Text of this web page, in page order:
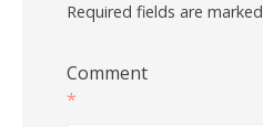
Required fields are marked
Comment
*